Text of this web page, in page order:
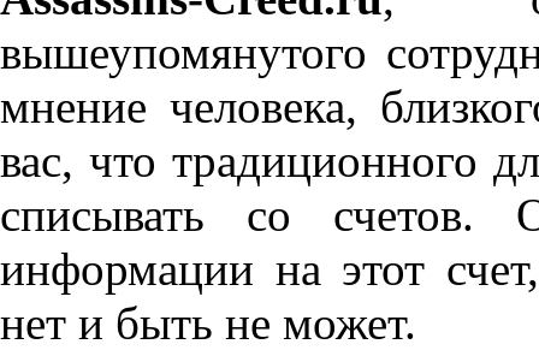
вышеупомянутого
мнение человека,
вас, что традиционного
списывать со счетов.
информации на этот
нет и быть не может.